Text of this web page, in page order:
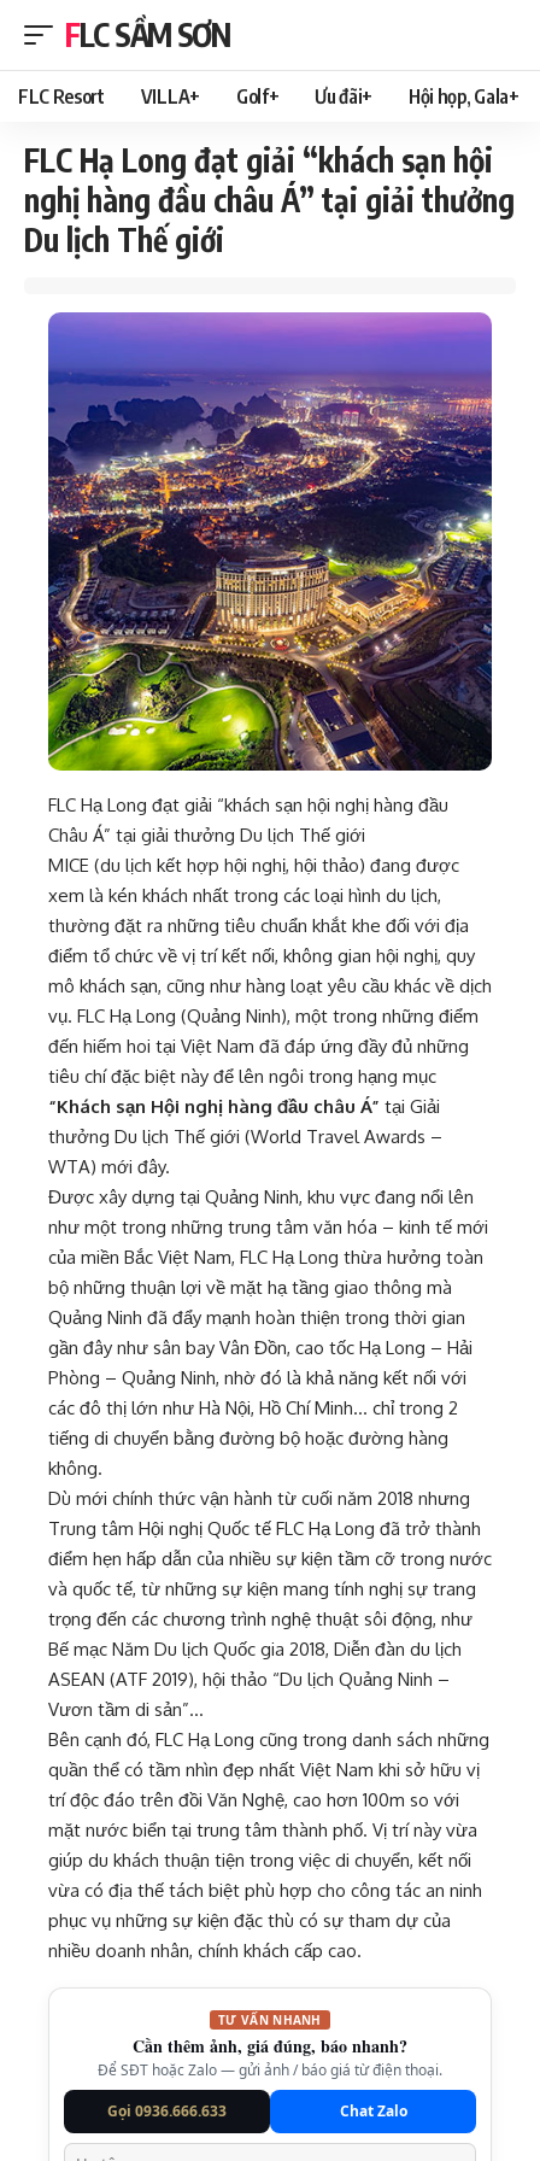
FLC SẦM SƠN
FLC Resort VILLA+ Golf+ Ưu đãi+ Hội họp, Gala+
FLC Hạ Long đạt giải “khách sạn hội
nghị hàng đầu châu Á” tại giải thưởng
Du lịch Thế giới
FLC Hạ Long đạt giải “khách sạn hội nghị hàng đầu
Châu Á” tại giải thưởng Du lịch Thế giới
MICE (du lịch kết hợp hội nghị, hội thảo) đang được
xem là kén khách nhất trong các loại hình du lịch,
thường đặt ra những tiêu chuẩn khắt khe đối với địa
điểm tổ chức về vị trí kết nối, không gian hội nghị, quy
mô khách sạn, cũng như hàng loạt yêu cầu khác về dịch
vụ. FLC Hạ Long (Quảng Ninh), một trong những điểm
đến hiếm hoi tại Việt Nam đã đáp ứng đầy đủ những
tiêu chí đặc biệt này để lên ngôi trong hạng mục
“Khách sạn Hội nghị hàng đầu châu Á” tại Giải
thưởng Du lịch Thế giới (World Travel Awards –
WTA) mới đây.
Được xây dựng tại Quảng Ninh, khu vực đang nổi lên
như một trong những trung tâm văn hóa – kinh tế mới
của miền Bắc Việt Nam, FLC Hạ Long thừa hưởng toàn
bộ những thuận lợi về mặt hạ tầng giao thông mà
Quảng Ninh đã đẩy mạnh hoàn thiện trong thời gian
gần đây như sân bay Vân Đồn, cao tốc Hạ Long – Hải
Phòng – Quảng Ninh, nhờ đó là khả năng kết nối với
các đô thị lớn như Hà Nội, Hồ Chí Minh… chỉ trong 2
tiếng di chuyển bằng đường bộ hoặc đường hàng
không.
Dù mới chính thức vận hành từ cuối năm 2018 nhưng
Trung tâm Hội nghị Quốc tế FLC Hạ Long đã trở thành
điểm hẹn hấp dẫn của nhiều sự kiện tầm cỡ trong nước
và quốc tế, từ những sự kiện mang tính nghị sự trang
trọng đến các chương trình nghệ thuật sôi động, như
Bế mạc Năm Du lịch Quốc gia 2018, Diễn đàn du lịch
ASEAN (ATF 2019), hội thảo “Du lịch Quảng Ninh –
Vươn tầm di sản”…
Bên cạnh đó, FLC Hạ Long cũng trong danh sách những
quần thể có tầm nhìn đẹp nhất Việt Nam khi sở hữu vị
trí độc đáo trên đồi Văn Nghệ, cao hơn 100m so với
mặt nước biển tại trung tâm thành phố. Vị trí này vừa
giúp du khách thuận tiện trong việc di chuyển, kết nối
vừa có địa thế tách biệt phù hợp cho công tác an ninh
phục vụ những sự kiện đặc thù có sự tham dự của
nhiều doanh nhân, chính khách cấp cao.
TƯ VẤN NHANH
Cần thêm ảnh, giá đúng, báo nhanh?
Để SĐT hoặc Zalo — gửi ảnh / báo giá từ điện thoại.
Gọi 0936.666.633
Chat Zalo